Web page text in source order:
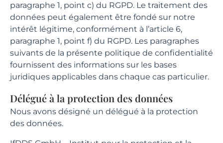
paragraphe 1, point c) du RGPD. Le traitement des
données peut également être fondé sur notre
intérêt légitime, conformément à l’article 6,
paragraphe 1, point f) du RGPD. Les paragraphes
suivants de la présente politique de confidentialité
fournissent des informations sur les bases
juridiques applicables dans chaque cas particulier.
Délégué à la protection des données
Nous avons désigné un délégué à la protection
des données.